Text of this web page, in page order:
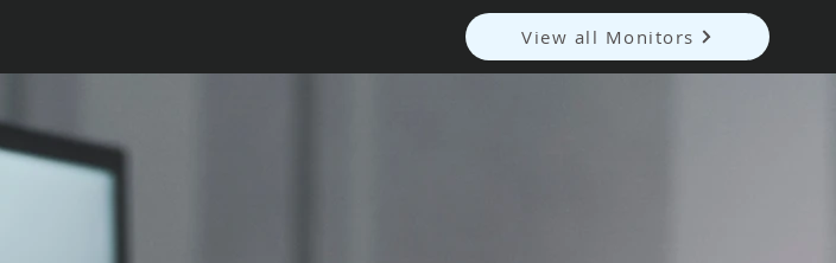
View all Monitors